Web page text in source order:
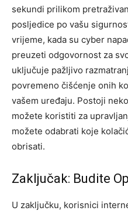
sekundi prilikom
posljedice po vašu
vrijeme, kada su cyber
preuzeti odgovornost za
uključuje pažljivo
povremeno čišćenje onih
vašem uređaju. Postoji
možete koristiti za
možete odabrati koje
obrisati.
Zaključak: Budite
U zaključku, korisnici